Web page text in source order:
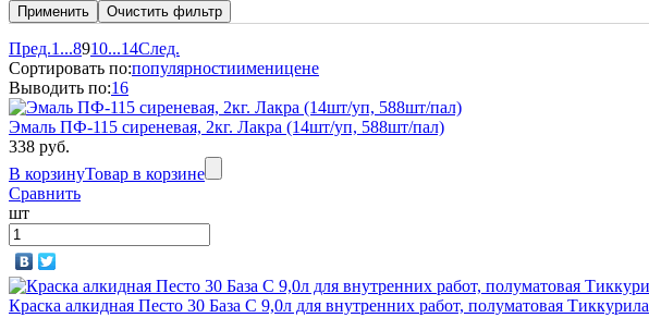
Пред.1 ...8910...14След.
Сортировать по:популярностиименицене
Выводить по:16
Эмаль ПФ-115 сиреневая, 2кг. Лакра (14шт/уп, 588шт/пал)
338 руб.
В корзинуТовар в корзине
Сравнить
шт
Краска алкидная Песто 30 База С 9,0л для внутренних работ, полуматовая Тиккурила